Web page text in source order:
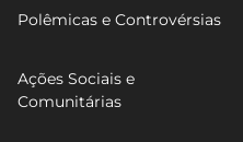
Polêmicas e Controvérsias
Ações Sociais e
Comunitárias